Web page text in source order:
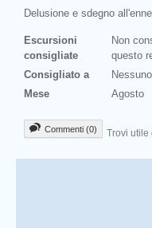
Delusione e sdegno
Escursioni
consigliate
Non
questo
Consigliato a
Nessuno
Mese
Agosto
Commenti (0) Trovi utile